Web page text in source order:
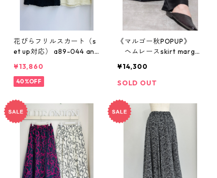
花びらフリルスカート（s
et up対応） a89-044 ana
¥13,860
40%OFF
《マルゴー秋POPUP》
ヘムレースskirt margau
-008
¥14,300
SOLD OUT